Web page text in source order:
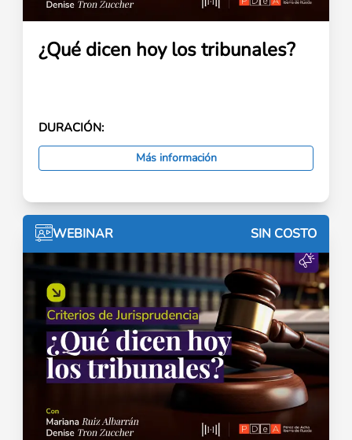
¿Qué dicen hoy los tribunales?
DURACIÓN:
Más información
WEBINAR SIN COSTO